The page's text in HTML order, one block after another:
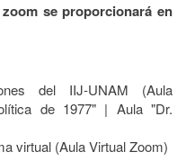
se proporcionará en
del IIJ-UNAM (Aula
de 1977" | Aula "Dr.
virtual (Aula Virtual Zoom)